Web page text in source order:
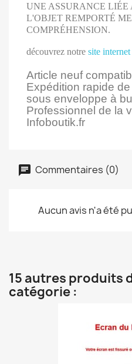
UNE ASSURANCE
L'OBJET REMPORTÉ
COMPRÉHENSION.
découvrez notre site internet
Article neuf
Expédition rapide
sous enveloppe à
Professionnel de la
Infoboutik.fr
Commentaires (0)
Aucun avis n'a été
15 autres produits
catégorie :